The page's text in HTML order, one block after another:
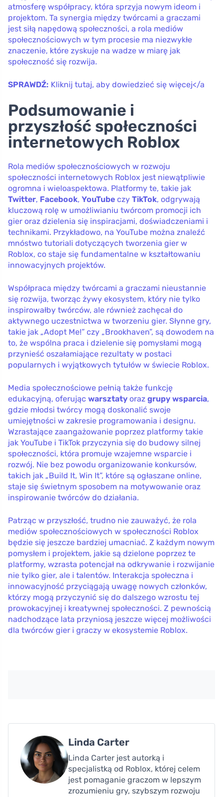
atmosferę współpracy, która sprzyja nowym ideom i
projektom. Ta synergia między twórcami a graczami
jest siłą napędową społeczności, a rola mediów
społecznościowych w tym procesie ma niezwykłe
znaczenie, które zyskuje na wadze w miarę jak
społeczność się rozwija.
SPRAWDŹ: Kliknij tutaj, aby dowiedzieć się więcej</a
Podsumowanie i
przyszłość społeczności
internetowych Roblox
Rola mediów społecznościowych w rozwoju
społeczności internetowych Roblox jest niewątpliwie
ogromna i wieloaspektowa. Platformy te, takie jak
Twitter, Facebook, YouTube czy TikTok, odgrywają
kluczową rolę w umożliwianiu twórcom promocji ich
gier oraz dzielenia się inspiracjami, doświadczeniami i
technikami. Przykładowo, na YouTube można znaleźć
mnóstwo tutoriali dotyczących tworzenia gier w
Roblox, co staje się fundamentalne w kształtowaniu
innowacyjnych projektów.
Współpraca między twórcami a graczami nieustannie
się rozwija, tworząc żywy ekosystem, który nie tylko
inspirowałby twórców, ale również zachęcał do
aktywnego uczestnictwa w tworzeniu gier. Słynne gry,
takie jak „Adopt Me!” czy „Brookhaven”, są dowodem na
to, że wspólna praca i dzielenie się pomysłami mogą
przynieść oszałamiające rezultaty w postaci
popularnych i wyjątkowych tytułów w świecie Roblox.
Media społecznościowe pełnią także funkcję
edukacyjną, oferując warsztaty oraz grupy wsparcia,
gdzie młodsi twórcy mogą doskonalić swoje
umiejętności w zakresie programowania i designu.
Wzrastające zaangażowanie poprzez platformy takie
jak YouTube i TikTok przyczynia się do budowy silnej
społeczności, która promuje wzajemne wsparcie i
rozwój. Nie bez powodu organizowanie konkursów,
takich jak „Build It, Win It”, które są ogłaszane online,
staje się świetnym sposobem na motywowanie oraz
inspirowanie twórców do działania.
Patrząc w przyszłość, trudno nie zauważyć, że rola
mediów społecznościowych w społeczności Roblox
będzie się jeszcze bardziej umacniać. Z każdym nowym
pomysłem i projektem, jakie są dzielone poprzez te
platformy, wzrasta potencjał na odkrywanie i rozwijanie
nie tylko gier, ale i talentów. Interakcja społeczna i
innowacyjność przyciągają uwagę nowych członków,
którzy mogą przyczynić się do dalszego wzrostu tej
prowokacyjnej i kreatywnej społeczności. Z pewnością
nadchodzące lata przyniosą jeszcze więcej możliwości
dla twórców gier i graczy w ekosystemie Roblox.
Linda Carter
Linda Carter jest autorką i
specjalistką od Roblox, której celem
jest pomaganie graczom w lepszym
zrozumieniu gry, szybszym rozwoju